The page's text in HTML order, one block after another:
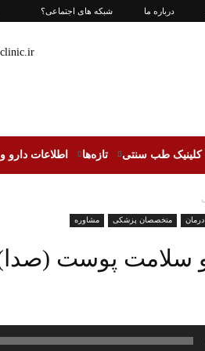
شبکه های اجتماعی؟ درباره ما
کلینیک طب سنتی تازه‌ها اطلاعات دارو
متخصصان پزشکی مشاوره
و سلامت پوست (صدا)